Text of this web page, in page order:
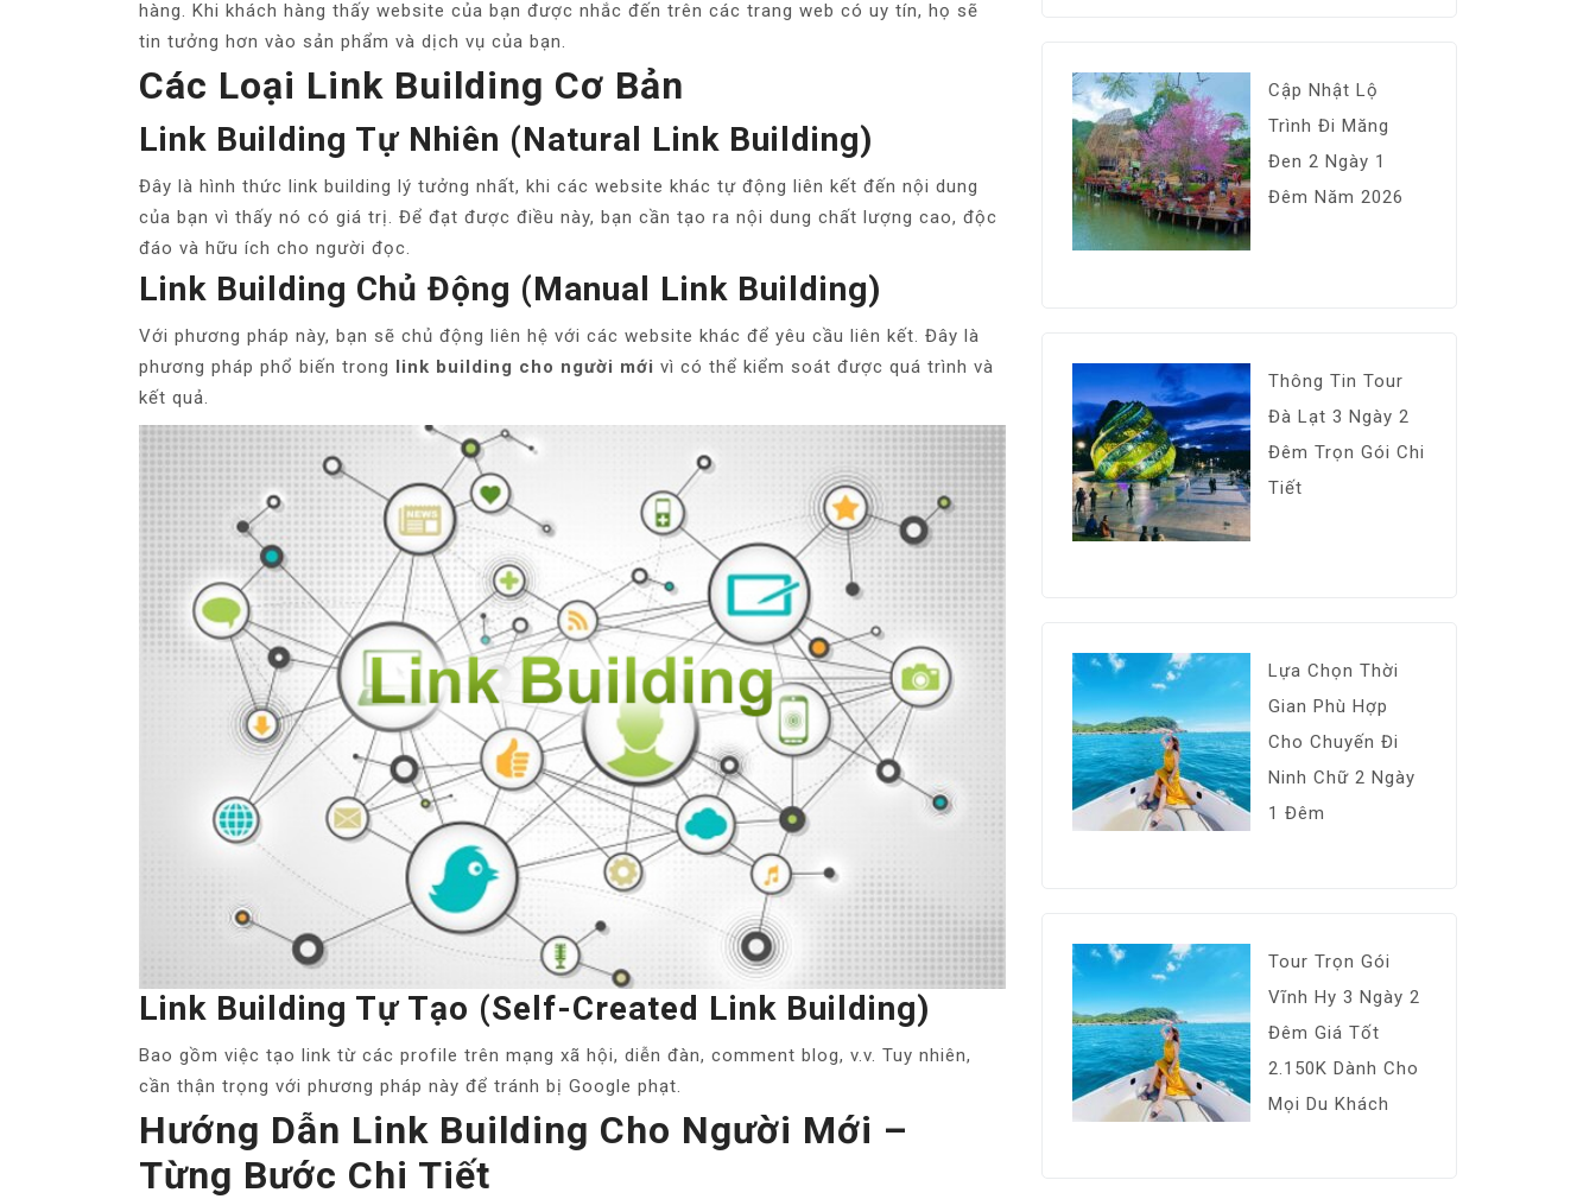
hàng. Khi khách hàng thấy website của bạn được nhắc đến trên các trang web có uy tín, họ sẽ
tin tưởng hơn vào sản phẩm và dịch vụ của bạn.
Các Loại Link Building Cơ Bản
Link Building Tự Nhiên (Natural Link Building)
Đây là hình thức link building lý tưởng nhất, khi các website khác tự động liên kết đến nội dung
của bạn vì thấy nó có giá trị. Để đạt được điều này, bạn cần tạo ra nội dung chất lượng cao, độc
đáo và hữu ích cho người đọc.
Link Building Chủ Động (Manual Link Building)
Với phương pháp này, bạn sẽ chủ động liên hệ với các website khác để yêu cầu liên kết. Đây là
phương pháp phổ biến trong link building cho người mới vì có thể kiểm soát được quá trình và
kết quả.
Link Building Tự Tạo (Self-Created Link Building)
Bao gồm việc tạo link từ các profile trên mạng xã hội, diễn đàn, comment blog, v.v. Tuy nhiên,
cần thận trọng với phương pháp này để tránh bị Google phạt.
Hướng Dẫn Link Building Cho Người Mới –
Từng Bước Chi Tiết
Cập Nhật Lộ
Trình Đi Măng
Đen 2 Ngày 1
Đêm Năm 2026
Thông Tin Tour
Đà Lạt 3 Ngày 2
Đêm Trọn Gói Chi
Tiết
Lựa Chọn Thời
Gian Phù Hợp
Cho Chuyến Đi
Ninh Chữ 2 Ngày
1 Đêm
Tour Trọn Gói
Vĩnh Hy 3 Ngày 2
Đêm Giá Tốt
2.150K Dành Cho
Mọi Du Khách